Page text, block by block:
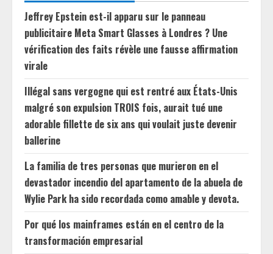
Jeffrey Epstein est-il apparu sur le panneau
publicitaire Meta Smart Glasses à Londres ? Une
vérification des faits révèle une fausse affirmation
virale
Illégal sans vergogne qui est rentré aux États-Unis
malgré son expulsion TROIS fois, aurait tué une
adorable fillette de six ans qui voulait juste devenir
ballerine
La familia de tres personas que murieron en el
devastador incendio del apartamento de la abuela de
Wylie Park ha sido recordada como amable y devota.
Por qué los mainframes están en el centro de la
transformación empresarial